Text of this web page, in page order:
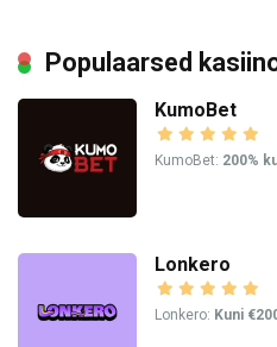
Populaarsed
KumoBet
KumoBet: 200%
Lonkero
Lonkero: Kuni